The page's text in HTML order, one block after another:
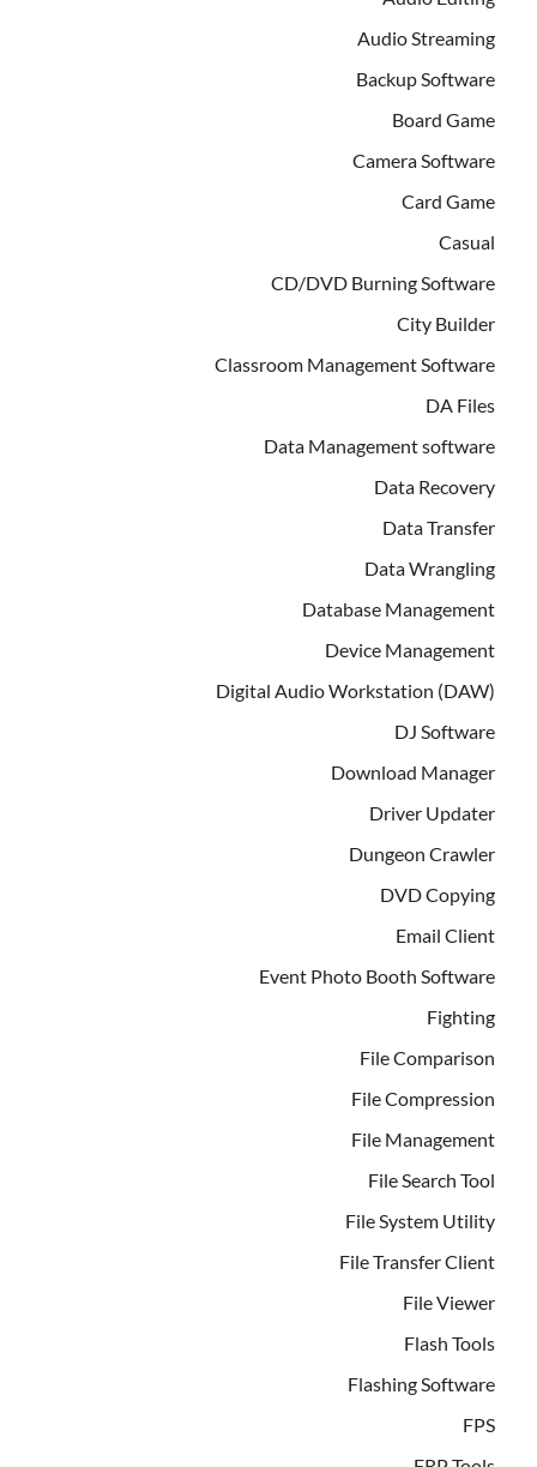
Audio Streaming
Backup Software
Board Game
Camera Software
Card Game
Casual
CD/DVD Burning Software
City Builder
Classroom Management Software
DA Files
Data Management software
Data Recovery
Data Transfer
Data Wrangling
Database Management
Device Management
Digital Audio Workstation (DAW)
DJ Software
Download Manager
Driver Updater
Dungeon Crawler
DVD Copying
Email Client
Event Photo Booth Software
Fighting
File Comparison
File Compression
File Management
File Search Tool
File System Utility
File Transfer Client
File Viewer
Flash Tools
Flashing Software